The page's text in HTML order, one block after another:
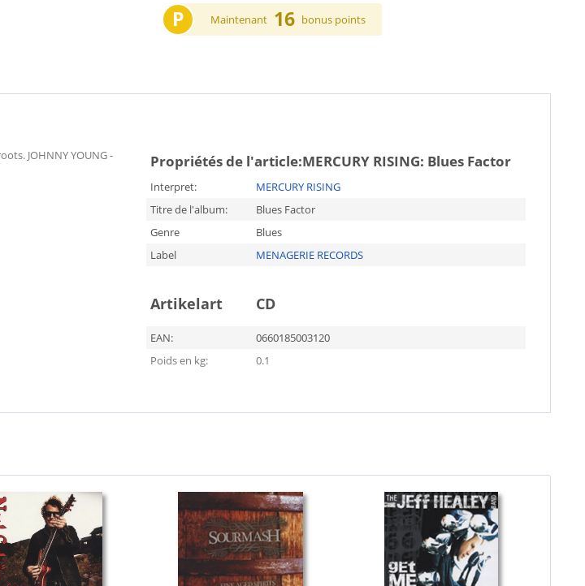
P Maintenant 16 bonus points
JOHNNY YOUNG -
Propriétés de l'article:MERCURY RISING: Blues Factor
Interpret:
MERCURY RISING
Titre de l'album:
Blues Factor
Genre
Blues
Label
MENAGERIE RECORDS
Artikelart CD
EAN:
0660185003120
Poids en kg:
0.1